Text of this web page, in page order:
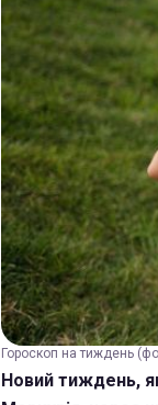
Гороскоп на тиждень
Новий тиждень,